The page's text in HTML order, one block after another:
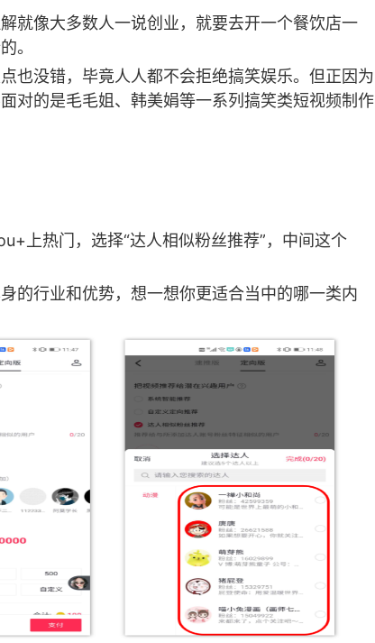
就像大多数人一说创业，就要去开一个餐饮店一
。
也没错，毕竟人人都不会拒绝搞笑娱乐。但正因为
对的是毛毛姐、韩美娟等一系列搞笑类短视频制作
上热门，选择“达人相似粉丝推荐”，中间这个
的行业和优势，想一想你更适合当中的哪一类内